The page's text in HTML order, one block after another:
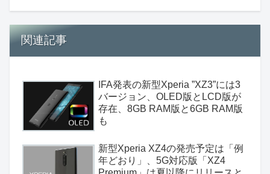
関連記事
IFA発表の新型Xperia ”XZ3”には3
バージョン、OLED版とLCD版が
存在、8GB RAM版と6GB RAM版
も
新型Xperia XZ4の発売予定は「例
年どおり」、5G対応版「XZ4